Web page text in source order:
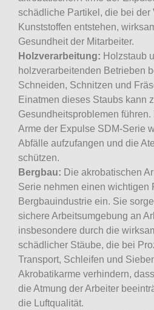
schädliche Partikel, die bei der
Kunststoffen entstehen,
Gesundheit der Mitarbeiter.
Holzverarbeitung: Holzstaub
holzverarbeitenden Betrieben
Schneiden, Schnitzen und
Einatmen dieses Staubs kann
Gesundheitsproblemen
Arme der Expulse SDM-Serie
Abfälle aufzufangen und die
schützen.
Bergbau: Die akrobatischen
Serie nehmen einen wichtigen
Bergbauindustrie ein. Sie
sichere Arbeitsumgebung an
insbesondere durch die
schädlicher Stäube, die bei
Transport, Schleifen und
Akrobatikarme verhindern,
die Atmung der Arbeiter
die Luftqualität.